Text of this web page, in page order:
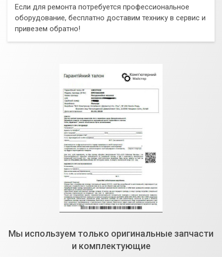
Если для ремонта потребуется профессиональное
оборудование, бесплатно доставим технику в сервис и
привезем обратно!
Мы используем только оригинальные запчасти
и комплектующие